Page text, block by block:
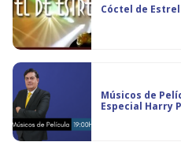
Cóctel de
Músicos de
Especial Harry